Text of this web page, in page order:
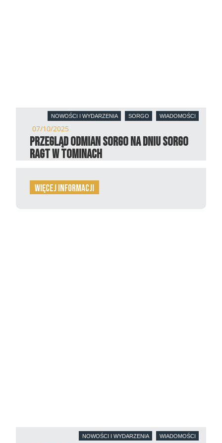
NOWOŚCI I WYDARZENIA SORGO WIADOMOŚCI
07/10/2025
Przegląd odmian sorgo na Dniu Sorgo
RAGT w Tominach
więcej informacji
NOWOŚCI I WYDARZENIA WIADOMOŚCI